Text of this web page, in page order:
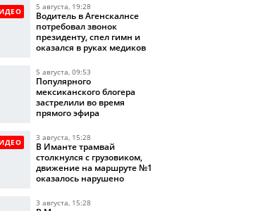
5 августа, 19:28
Водитель в Агенскалнсе
потребовал звонок
президенту, спел гимн и
оказался в руках медиков
5 августа, 09:53
Популярного
мексиканского блогера
застрелили во время
прямого эфира
3 августа, 15:28
В Иманте трамвай
столкнулся с грузовиком,
движение на маршруте №1
оказалось нарушено
3 августа, 15:28